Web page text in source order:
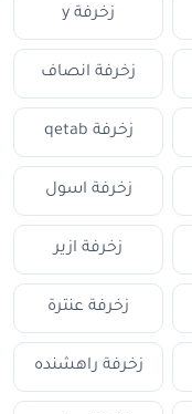
زخرفة y
زخرفة انصاف
زخرفة qetab
زخرفة اسول
زخرفة ازير
زخرفة عنترة
زخرفة راهشنده